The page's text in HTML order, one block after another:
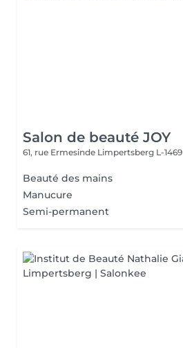
Salon de beauté JOY
61, rue Ermesinde Limpertsberg L-1469
Beauté des mains
Manucure
Semi-permanent